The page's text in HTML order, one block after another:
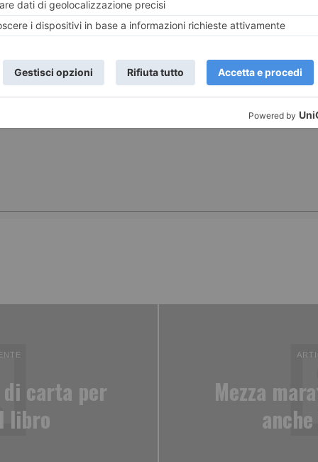
22 MARZO 2017
Rosso: “L’assessore dice che
carta per
libro
Mezza